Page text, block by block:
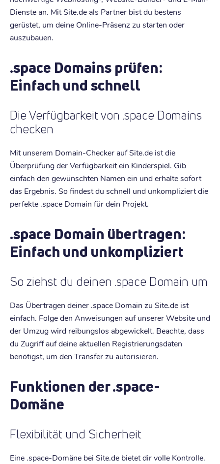
Dienste an. Mit Site.de als Partner bist du bestens
gerüstet, um deine Online-Präsenz zu starten oder
auszubauen.
.space Domains prüfen:
Einfach und schnell
Die Verfügbarkeit von .space Domains
checken
Mit unserem Domain-Checker auf Site.de ist die
Überprüfung der Verfügbarkeit ein Kinderspiel. Gib
einfach den gewünschten Namen ein und erhalte sofort
das Ergebnis. So findest du schnell und unkompliziert die
perfekte .space Domain für dein Projekt.
.space Domain übertragen:
Einfach und unkompliziert
So ziehst du deinen .space Domain um
Das Übertragen deiner .space Domain zu Site.de ist
einfach. Folge den Anweisungen auf unserer Website und
der Umzug wird reibungslos abgewickelt. Beachte, dass
du Zugriff auf deine aktuellen Registrierungsdaten
benötigst, um den Transfer zu autorisieren.
Funktionen der .space-
Domäne
Flexibilität und Sicherheit
Eine .space-Domäne bei Site.de bietet dir volle Kontrolle.